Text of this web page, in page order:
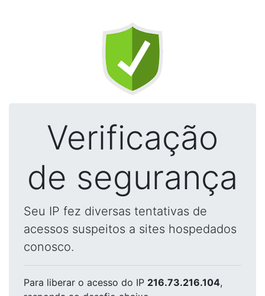
Verificação
de segurança
Seu IP fez diversas tentativas de
acessos suspeitos a sites hospedados
conosco.
Para liberar o acesso do IP 216.73.216.104,